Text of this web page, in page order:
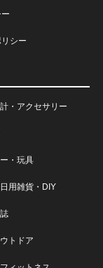
シー
・アクセサリー
・玩具
用雑貨・DIY
トドア